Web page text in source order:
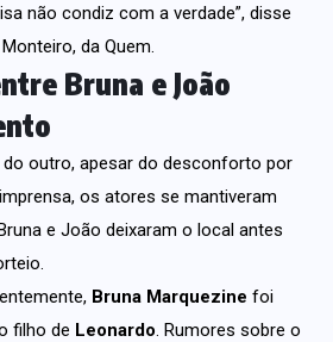
não condiz com a verdade”, disse
da Quem.
Bruna e João
outro, apesar do desconforto por
os atores se mantiveram
e João deixaram o local antes
Bruna Marquezine foi
filho de Leonardo. Rumores sobre o